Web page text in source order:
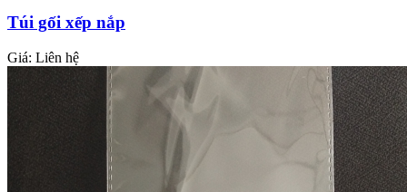
Túi gối xếp nắp
Giá: Liên hệ